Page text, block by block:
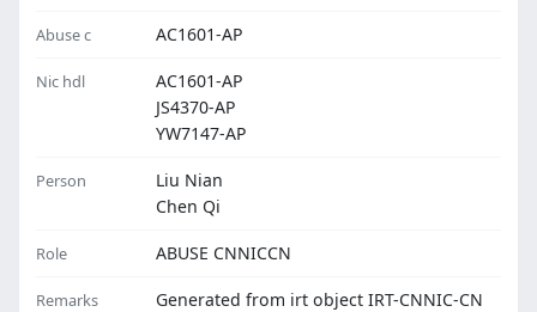
Abuse c AC1601-AP
Nic hdl
AC1601-AP
JS4370-AP
YW7147-AP
Person
Liu Nian
Chen Qi
Role ABUSE CNNICCN
Remarks
Generated from irt object IRT-CNNIC-CN